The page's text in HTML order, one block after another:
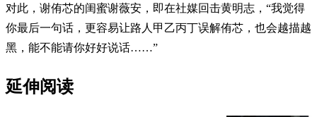
对此，谢侑芯的闺蜜谢薇安，即在社媒回击黄明志，“我觉得
你最后一句话，更容易让路人甲乙丙丁误解侑芯，也会越描越
黑，能不能请你好好说话……”
延伸阅读